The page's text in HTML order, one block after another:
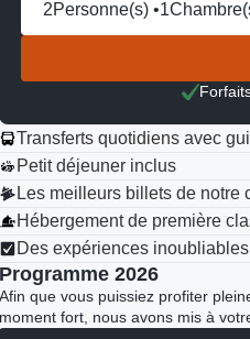
2Personne(s) •1
Transferts quotidiens avec
Petit déjeuner inclus
Les meilleurs billets de notre
Hébergement de première
Des expériences inoubliables
Programme 2026
Afin que vous puissiez profiter
moment fort, nous avons mis à